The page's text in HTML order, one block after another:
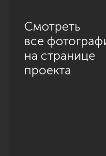
Смотреть
все
на странице
проекта